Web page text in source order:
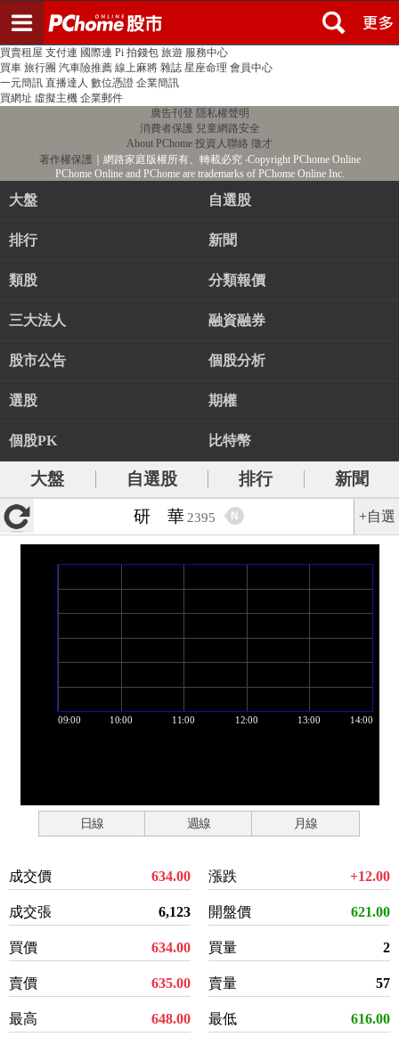
PChome首頁 線上購物 24h購物 書店
買賣租屋 支付連 國際連 Pi 拍錢包 旅遊 服務中心
買車 旅行團 汽車險推薦 線上麻將 雜誌 星座命理 會員中心
一元簡訊 直播達人 數位憑證 企業簡訊
買網址 虛擬主機 企業郵件
廣告刊登 隱私權聲明
消費者保護 兒童網路安全
About PChome 投資人聯絡 徵才
著作權保護 ｜網路家庭版權所有、轉載必究‧Copyright PChome Online
PChome Online and PChome are trademarks of PChome Online Inc.
大盤 自選股
排行 新聞
類股 分類報價
三大法人 融資融券
股市公告 個股分析
選股 期權
個股PK 比特幣
大盤 自選股 排行
新聞
研 華 2395 N +自選
日線 週線 月線
成交價 634.00
成交張 6,123
買價 634.00
賣價 635.00
最高 648.00
漲跌 +12.00
開盤價 621.00
買量 2
賣量 57
最低 616.00